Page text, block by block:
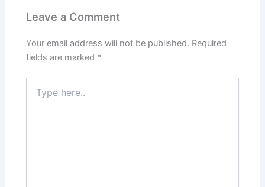
Leave a Comment
Your email address will not be published. Required
fields are marked *
here..